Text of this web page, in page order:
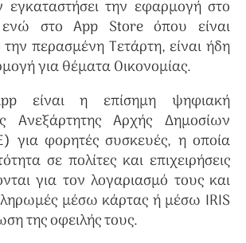
εγκαταστήσει την εφαρμογή στο
ενώ στο App Store όπου είναι
περασμένη Τετάρτη, είναι ήδη
για θέματα Οικονομίας.
είναι η επίσημη ψηφιακή
Ανεξάρτητης Αρχής Δημοσίων
για φορητές συσκευές, η οποία
σε πολίτες και επιχειρήσεις
για τον λογαριασμό τους και
μέσω κάρτας ή μέσω IRIS
της οφειλής τους.